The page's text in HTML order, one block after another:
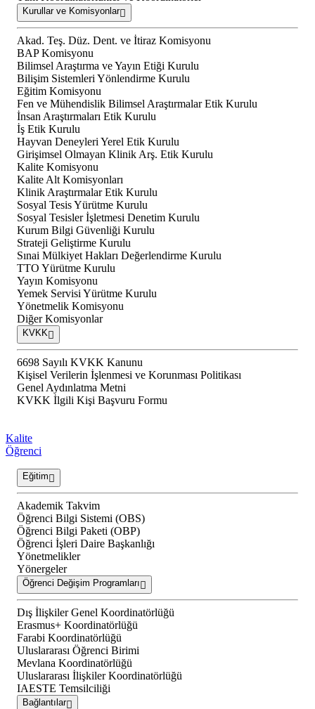
Kurullar ve Komisyonlar
Akad. Teş. Düz. Dent. ve İtiraz Komisyonu
BAP Komisyonu
Bilimsel Araştırma ve Yayın Etiği Kurulu
Bilişim Sistemleri Yönlendirme Kurulu
Eğitim Komisyonu
Fen ve Mühendislik Bilimsel Araştırmalar Etik Kurulu
İnsan Araştırmaları Etik Kurulu
İş Etik Kurulu
Hayvan Deneyleri Yerel Etik Kurulu
Girişimsel Olmayan Klinik Arş. Etik Kurulu
Kalite Komisyonu
Kalite Alt Komisyonları
Klinik Araştırmalar Etik Kurulu
Sosyal Tesis Yürütme Kurulu
Sosyal Tesisler İşletmesi Denetim Kurulu
Kurum Bilgi Güvenliği Kurulu
Strateji Geliştirme Kurulu
Sınai Mülkiyet Hakları Değerlendirme Kurulu
TTO Yürütme Kurulu
Yayın Komisyonu
Yemek Servisi Yürütme Kurulu
Yönetmelik Komisyonu
Diğer Komisyonlar
KVKK
6698 Sayılı KVKK Kanunu
Kişisel Verilerin İşlenmesi ve Korunması Politikası
Genel Aydınlatma Metni
KVKK İlgili Kişi Başvuru Formu
Kalite
Öğrenci
Eğitim
Akademik Takvim
Öğrenci Bilgi Sistemi (OBS)
Öğrenci Bilgi Paketi (OBP)
Öğrenci İşleri Daire Başkanlığı
Yönetmelikler
Yönergeler
Öğrenci Değişim Programları
Dış İlişkiler Genel Koordinatörlüğü
Erasmus+ Koordinatörlüğü
Farabi Koordinatörlüğü
Uluslararası Öğrenci Birimi
Mevlana Koordinatörlüğü
Uluslararası İlişkiler Koordinatörlüğü
IAESTE Temsilciliği
Bağlantılar